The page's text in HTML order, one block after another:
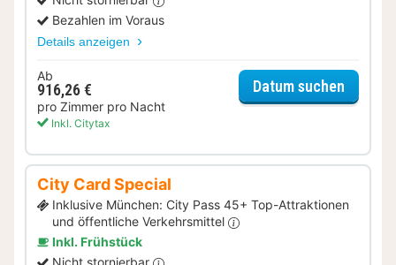
Bezahlen im Voraus
Details anzeigen
Ab
916,26 €
pro Zimmer pro Nacht
Inkl. Citytax
Datum suchen
City Card Special
Inklusive München: City Pass 45+ Top-Attraktionen
und öffentliche Verkehrsmittel
Inkl. Frühstück
Nicht stornierbar